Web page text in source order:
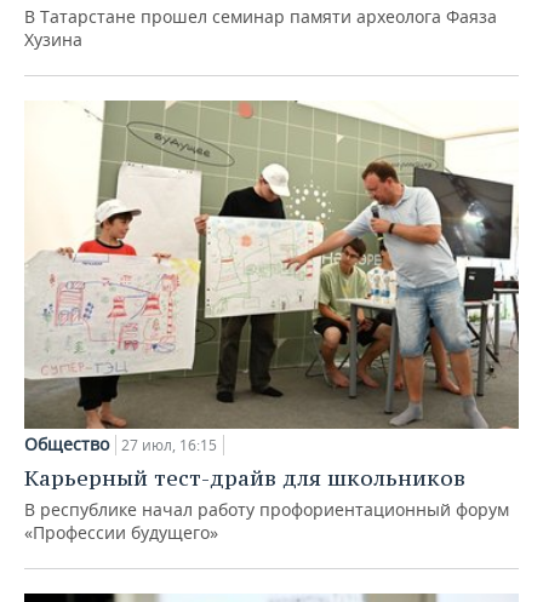
В Татарстане прошел семинар памяти археолога Фаяза
Хузина
Общество 27 июл, 16:15
Карьерный тест-драйв для школьников
В республике начал работу профориентационный форум
«Профессии будущего»